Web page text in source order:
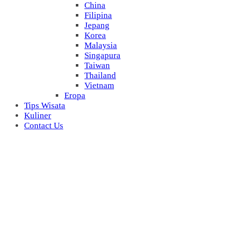
China
Filipina
Jepang
Korea
Malaysia
Singapura
Taiwan
Thailand
Vietnam
Eropa
Tips Wisata
Kuliner
Contact Us